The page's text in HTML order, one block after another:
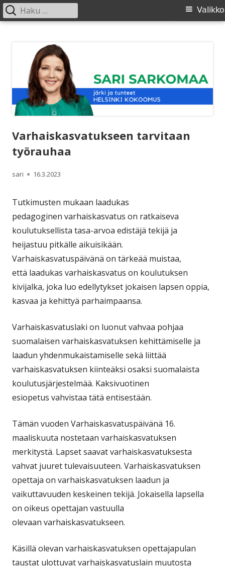
Ensisijainen
Valikko
Haku:
Varhaiskasvatukseen tarvitaan
työrauhaa
Kirjoittaja
sari Julkaistu
16.3.2023
Tutkimusten mukaan laadukas
pedagoginen varhaiskasvatus on ratkaiseva
koulutuksellista tasa-arvoa edistäjä tekijä ja
heijastuu pitkälle aikuisikään.
Varhaiskasvatuspäivänä on tärkeää muistaa,
että laadukas varhaiskasvatus on koulutuksen
kivijalka, joka luo edellytykset jokaisen lapsen oppia,
kasvaa ja kehittyä parhaimpaansa.
Varhaiskasvatuslaki on luonut vahvaa pohjaa
suomalaisen varhaiskasvatuksen kehittämiselle ja
laadun yhdenmukaistamiselle sekä liittää
varhaiskasvatuksen kiinteäksi osaksi suomalaista
koulutusjärjestelmää. Kaksivuotinen
esiopetus vahvistaa tätä entisestään.
Tämän vuoden Varhaiskasvatuspäivänä 16.
maaliskuuta nostetaan varhaiskasvatuksen
merkitystä. Lapset saavat varhaiskasvatuksesta
vahvat juuret tulevaisuuteen. Varhaiskasvatuksen
opettaja on varhaiskasvatuksen laadun ja
vaikuttavuuden keskeinen tekijä. Jokaisella lapsella
on oikeus opettajan vastuulla
olevaan varhaiskasvatukseen.
Käsillä olevan varhaiskasvatuksen opettajapulan
taustat ulottuvat varhaiskasvatuslain muutosta